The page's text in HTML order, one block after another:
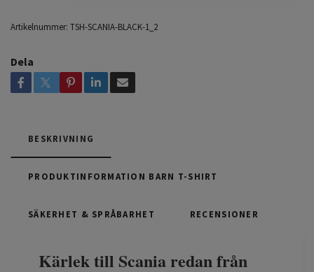
Artikelnummer: TSH-SCANIA-BLACK-1_2
Dela
BESKRIVNING
PRODUKTINFORMATION BARN T-SHIRT
SÄKERHET & SPRÅBARHET RECENSIONER
Kärlek till Scania redan från